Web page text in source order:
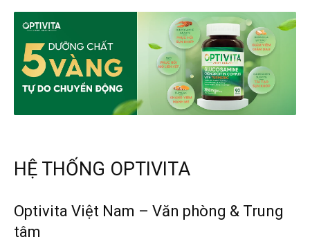
HỆ THỐNG OPTIVITA
Optivita Việt Nam – Văn phòng & Trung
tâm